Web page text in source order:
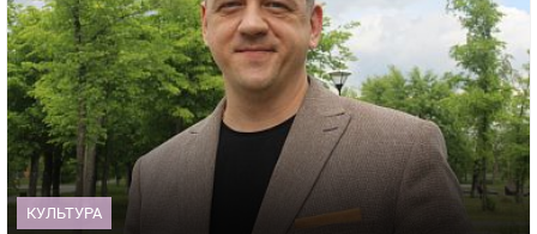
КУЛЬТУРА